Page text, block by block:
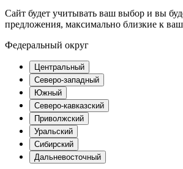
Сайт будет учитывать ваш выбор и вы
предложения, максимально близкие к
Федеральный округ
Центральный
Северо-западный
Южный
Северо-кавказский
Приволжский
Уральский
Сибирский
Дальневосточный